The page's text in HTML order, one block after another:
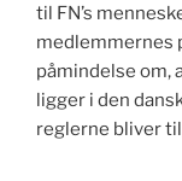
til FN’s
medlemmernes
påmindelse om,
ligger i den
reglerne bliver